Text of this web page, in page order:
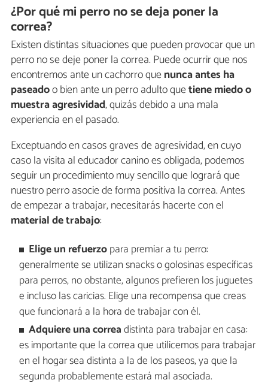
¿Por qué mi perro no se deja poner la
correa?
Existen distintas situaciones que pueden provocar que un
perro no se deje poner la correa. Puede ocurrir que nos
encontremos ante un cachorro quenunca antes ha
paseadoo bien ante un perro adulto quetiene miedo o
muestra agresividad, quizás debido a una mala
experiencia en el pasado.
Exceptuando en casos graves de agresividad, en cuyo
caso la visita al educador canino es obligada, podemos
seguir un procedimiento muy sencillo que logrará que
nuestro perro asocie de forma positiva la correa. Antes
de empezar a trabajar, necesitarás hacerte con el
material de trabajo:
Elige un refuerzopara premiar a tu perro:
generalmente se utilizan snacks o golosinas específicas
para perros, no obstante, algunos prefieren los juguetes
e incluso las caricias. Elige una recompensa que creas
que funcionará a la hora de trabajar con él.
Adquiere una correadistinta para trabajar en casa:
es importante que la correa que utilicemos para trabajar
en el hogar sea distinta a la de los paseos, ya que la
segunda probablemente estará mal asociada.